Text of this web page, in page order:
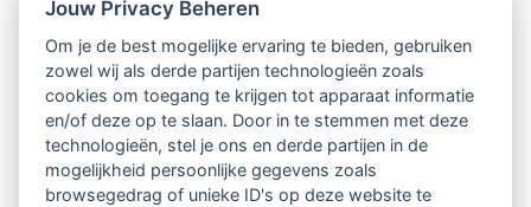
Intervisie met geregistreerde vakgenoten
Netwerk van 2100 professionals in 14
regio's
Vindbaar voor opdrachtgevers
Jouw Privacy Beheren
Om je de best mogelijke ervaring te bieden, gebruiken
zowel wij als derde partijen technologieën zoals
cookies om toegang te krijgen tot apparaat informatie
en/of deze op te slaan. Door in te stemmen met deze
technologieën, stel je ons en derde partijen in de
mogelijkheid persoonlijke gegevens zoals
browsegedrag of unieke ID's op deze website te